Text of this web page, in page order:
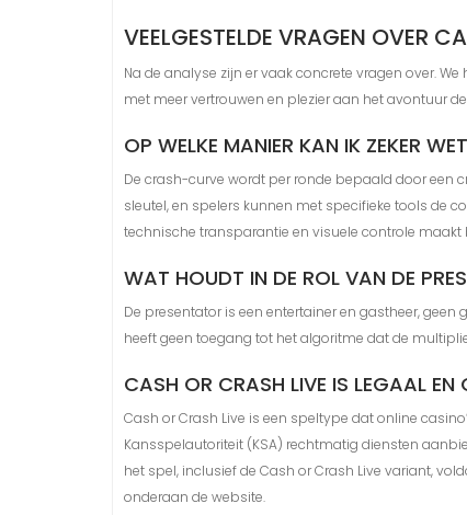
VEELGESTELDE VRAGEN OVER
Na de analyse zijn er vaak concrete vragen over.
met meer vertrouwen en plezier aan het avontuur
OP WELKE MANIER KAN IK ZEKER
De crash-curve wordt per ronde bepaald door een
sleutel, en spelers kunnen met specifieke tools de
technische transparantie en visuele controle
WAT HOUDT IN DE ROL VAN DE
De presentator is een entertainer en gastheer,
heeft geen toegang tot het algoritme dat de
CASH OR CRASH LIVE IS LEGAAL EN
Cash or Crash Live is een speltype dat online
Kansspelautoriteit (KSA) rechtmatig diensten
het spel, inclusief de Cash or Crash Live variant,
onderaan de website.